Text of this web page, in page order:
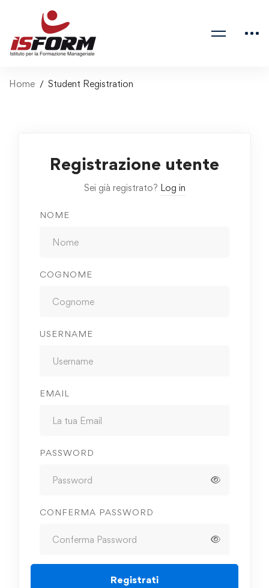
Home Student Registration
Registrazione utente
Sei già registrato? Log in
NOME
COGNOME
USERNAME
EMAIL
PASSWORD
CONFERMA PASSWORD
Registrati